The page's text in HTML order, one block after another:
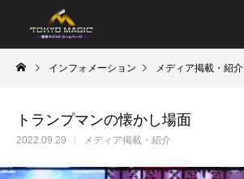
インフォメーション メディア掲載・紹介
トランプマンの懐かし場面
2022.09.29 メディア掲載・紹介